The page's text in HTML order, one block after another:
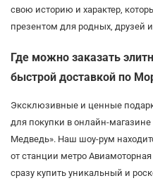
свою историю и характер,
презентом для родных, друзей
Где можно заказать
быстрой доставкой по
Эксклюзивные и ценные
для покупки в онлайн-магазине
Медведь». Наш шоу-рум
от станции метро
сразу купить уникальный и